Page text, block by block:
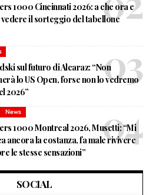
1000 Cincinnati 2026: a che ora e
il sorteggio del tabellone
sul futuro di Alcaraz: “Non
lo US Open, forse non lo vedremo
2026”
News
1000 Montreal 2026, Musetti: “Mi
ancora la costanza, fa male rivivere
le stesse sensazioni”
SOCIAL